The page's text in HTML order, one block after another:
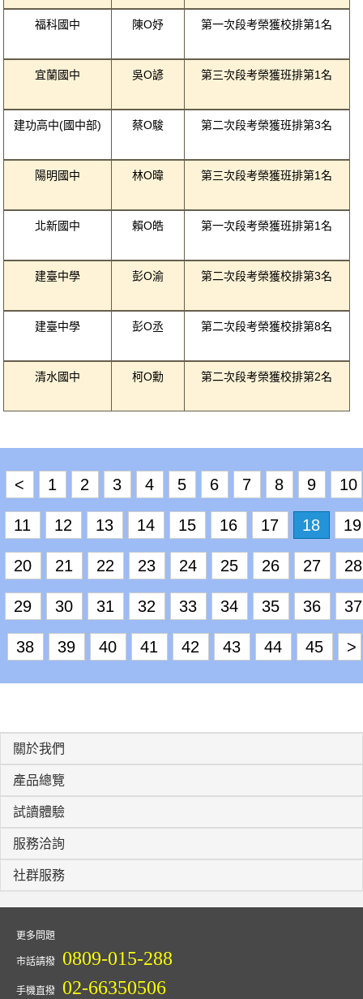
福科國中 陳O妤 第一次段考榮獲校排第1名
宜蘭國中 吳O諺 第三次段考榮獲班排第1名
建功高中(國中部) 蔡O駿 第二次段考榮獲班排第3名
陽明國中 林O暐 第三次段考榮獲班排第1名
北新國中 賴O皓 第一次段考榮獲班排第1名
建臺中學 彭O渝 第二次段考榮獲校排第3名
建臺中學 彭O丞 第二次段考榮獲校排第8名
清水國中 柯O勳 第二次段考榮獲校排第2名
< 1 2 3 4 5 6 7 8 9 10
11 12 13 14 15 16 17 18 19
20 21 22 23 24 25 26 27 28
29 30 31 32 33 34 35 36 37
38 39 40 41 42 43 44 45 >
關於我們
產品總覽
試讀體驗
服務洽詢
社群服務
更多問題
市話請撥 0809-015-288
手機直撥 02-66350506